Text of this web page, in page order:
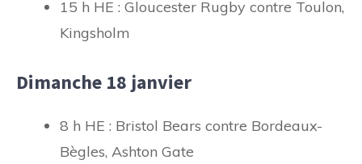
15 h HE : Gloucester Rugby contre Toulon,
Kingsholm
Dimanche 18 janvier
8 h HE : Bristol Bears contre Bordeaux-
Bègles, Ashton Gate